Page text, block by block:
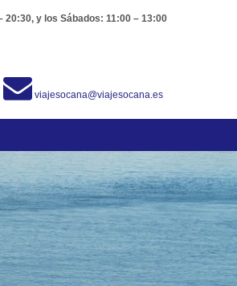
20:30, y los Sábados: 11:00 – 13:00
viajesocana@viajesocana.es